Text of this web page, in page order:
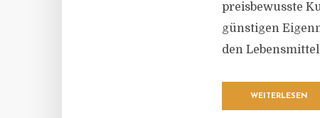
preisbewusste
günstigen
den
WEITERLESEN